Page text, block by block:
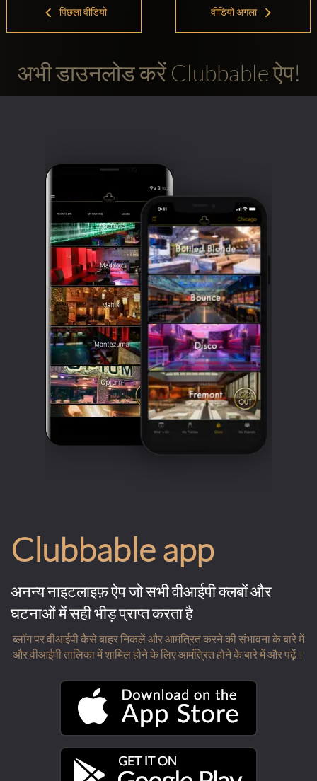
पिछला वीडियो वीडियो अगला
अभी डाउनलोड करें Clubbable ऐप!
Clubbable app
अनन्य नाइटलाइफ़ ऐप जो सभी वीआईपी क्लबों और
घटनाओं में सही भीड़ प्राप्त करता है
ब्लॉग पर वीआईपी कैसे बाहर निकलें और आमंत्रित करने की संभावना के बारे में
और वीआईपी तालिका में शामिल होने के लिए आमंत्रित होने के बारे में और पढ़ें।